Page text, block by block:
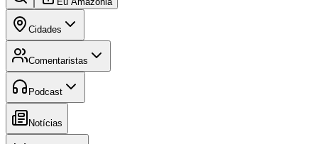
Cidades
Comentaristas
Podcast
Notícias